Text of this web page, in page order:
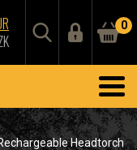
0
Headtorch